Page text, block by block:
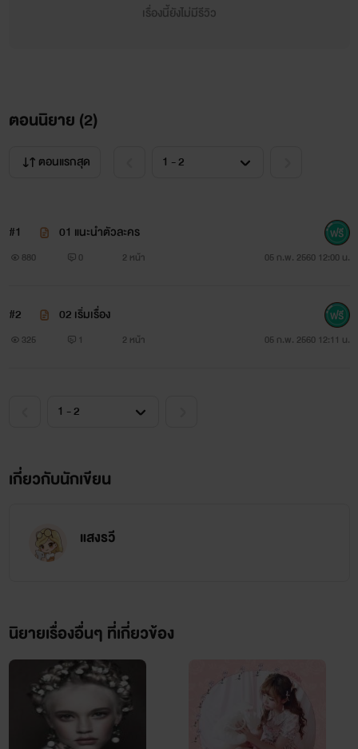
สวัสดีจร้าาาาาาาทุกคนนนนนนนนนน ไรเตอร์ชื่อดาวนะคะ
นี่เป็นนิยายเรื่องแรกของไรต์ฝากทุกคนติดตามด้วยนนร้าาาาาา
อย่าลืมเป็นกำลังใจและคอมเมนต์ให้ไรต์ด้วยนะคะ
เรื่องนี้ยังไม่มีรีวิว
ตอนนิยาย (2)
ตอนแรกสุด
#1 01 แนะนำตัวละคร
880 0 2 หน้า 05 ก.พ. 2560 12:00 น.
#2 02 เริ่มเรื่อง
325 1 2 หน้า 05 ก.พ. 2560 12:11 น.
เกี่ยวกับนักเขียน
แสงรวี
นิยายเรื่องอื่นๆ ที่เกี่ยวข้อง